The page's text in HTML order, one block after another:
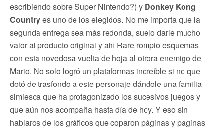
escribiendo sobre Super Nintendo?) y Donkey Kong
Countryes uno de los elegidos. No me importa que la
segunda entrega sea más redonda, suelo darle mucho
valor al producto original y ahí Rare rompió esquemas
con esta novedosa vuelta de hoja al otrora enemigo de
Mario. No solo logró un plataformas increíble si no que
dotó de trasfondo a este personaje dándole una familia
simiesca que ha protagonizado los sucesivos juegos y
que aún nos acompaña hasta día de hoy. Y eso sin
hablaros de los gráficos que coparon páginas y páginas